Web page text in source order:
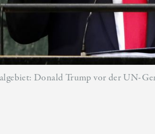
Donald Trump vor der UN-